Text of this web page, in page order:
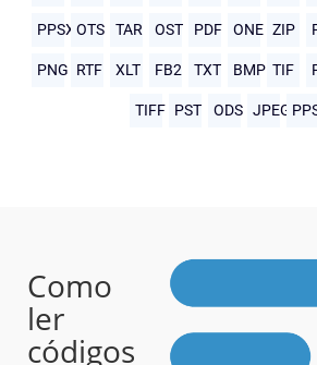
PPSX OTS TAR OST PDF ONE ZIP
PNG RTF XLT FB2 TXT BMP TIF
TIFF PST ODS JPEG
Como
ler
códigos